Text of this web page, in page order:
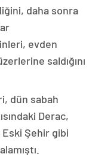
daha sonra
evden
saldığını
dün sabah
Derac,
Şehir gibi